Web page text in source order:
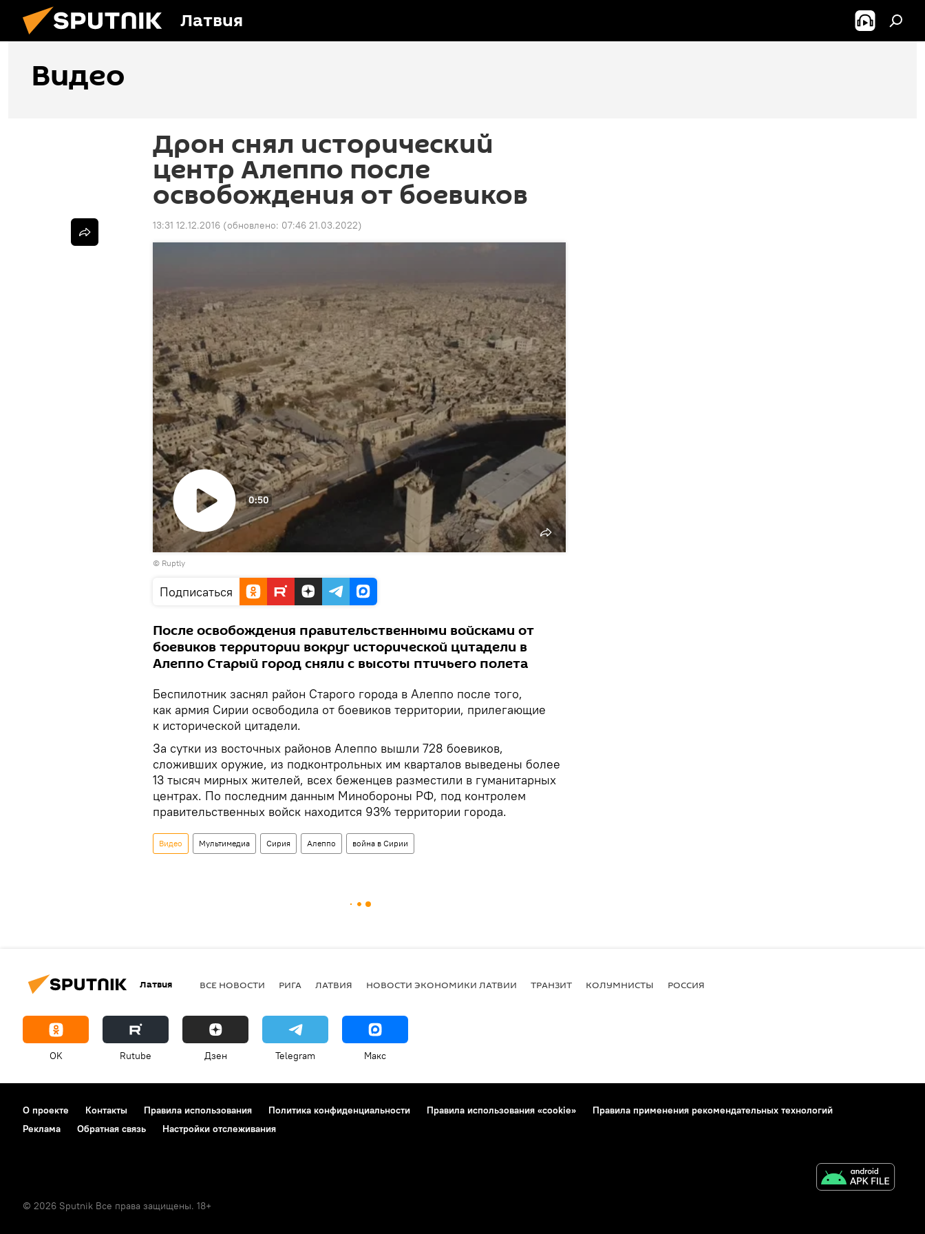
Латвия
Видео
Дрон снял исторический
центр Алеппо после
освобождения от боевиков
13:31 12.12.2016 (обновлено: 07:46 21.03.2022)
Воспроизвести
0:50
© Ruptly
Подписаться
После освобождения правительственными войсками от
боевиков территории вокруг исторической цитадели в
Алеппо Старый город сняли с высоты птичьего полета
Беспилотник заснял район Старого города в Алеппо после того,
как армия Сирии освободила от боевиков территории, прилегающие
к исторической цитадели.
За сутки из восточных районов Алеппо вышли 728 боевиков,
сложивших оружие, из подконтрольных им кварталов выведены более
13 тысяч мирных жителей, всех беженцев разместили в гуманитарных
центрах. По последним данным Минобороны РФ, под контролем
правительственных войск находится 93% территории города.
Видео Мультимедиа Сирия Алеппо война в Сирии
Латвия ВСЕ НОВОСТИ РИГА ЛАТВИЯ НОВОСТИ ЭКОНОМИКИ ЛАТВИИ ТРАНЗИТ КОЛУМНИСТЫ РОССИЯ
OK Rutube Дзен Telegram Макс
О проекте Контакты Правила использования Политика конфиденциальности Правила использования «cookie»
Правила применения рекомендательных технологий
Реклама
Обратная связь Настройки отслеживания
© 2026 Sputnik Все права защищены. 18+